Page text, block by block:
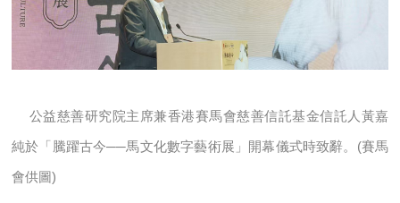
公益慈善研究院主席兼香港賽馬會慈善信託基金信託人黃嘉
純於「騰躍古今──馬文化數字藝術展」開幕儀式時致辭。(賽馬
會供圖)